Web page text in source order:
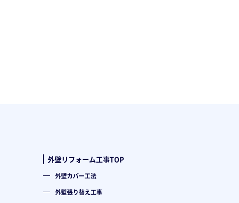
外壁リフォーム工事TOP
外壁カバー工法
外壁張り替え工事